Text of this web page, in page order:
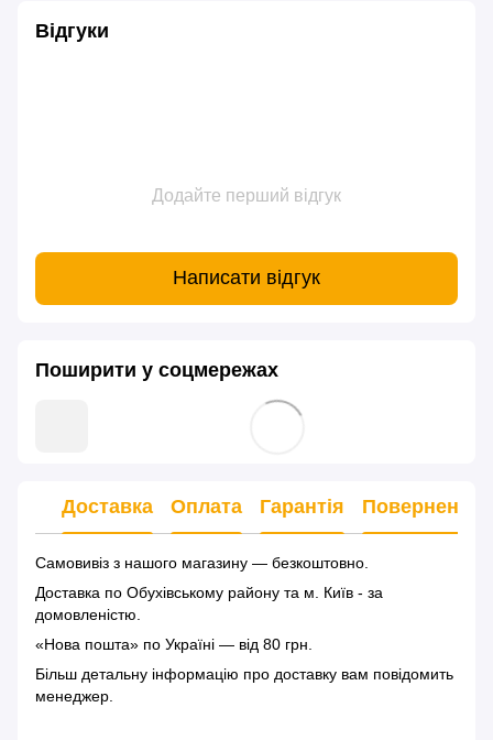
Відгуки
Додайте перший відгук
Написати відгук
Поширити у соцмережах
Доставка Оплата Гарантія Повернення
Самовивіз з нашого магазину — безкоштовно.
Доставка по Обухівському району та м. Київ - за
домовленістю.
«Нова пошта» по Україні — від 80 грн.
Більш детальну інформацію про доставку вам повідомить
менеджер.